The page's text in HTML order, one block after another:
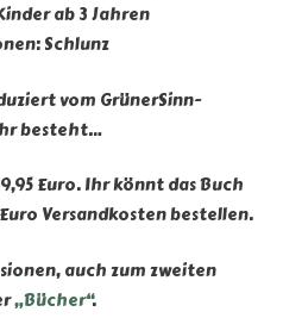
ab 3 Jahren
Schlunz
vom GrünerSinn-
besteht…
Euro. Ihr könnt das Buch
Versandkosten bestellen.
auch zum zweiten
„Bücher“.